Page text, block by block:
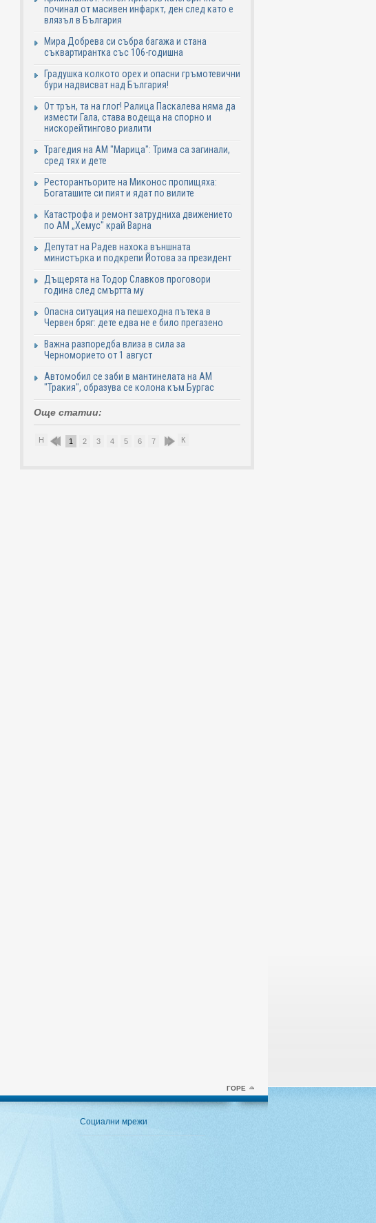
починал от масивен инфаркт, ден след като е
влязъл в България
Мира Добрева си събра багажа и стана
съквартирантка със 106-годишна
Градушка колкото орех и опасни гръмотевични
бури надвисват над България!
От трън, та на глог! Ралица Паскалева няма да
измести Гала, става водеща на спорно и
нискорейтингово риалити
Трагедия на АМ "Марица": Трима са загинали,
сред тях и дете
Ресторантьорите на Миконос пропищяха:
Богаташите си пият и ядат по вилите
Катастрофа и ремонт затрудниха движението
по АМ „Хемус" край Варна
Депутат на Радев нахока външната
министърка и подкрепи Йотова за президент
Дъщерята на Тодор Славков проговори
година след смъртта му
Опасна ситуация на пешеходна пътека в
Червен бряг: дете едва не е било прегазено
Важна разпоредба влиза в сила за
Черноморието от 1 август
Автомобил се заби в мантинелата на АМ
"Тракия", образува се колона към Бургас
Още статии:
Н 1 2 3 4 5 6 7 8 9К
ГОРЕ
Социални мрежи